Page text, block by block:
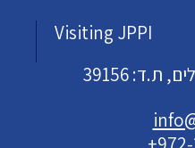
Visiting JPPI
39156